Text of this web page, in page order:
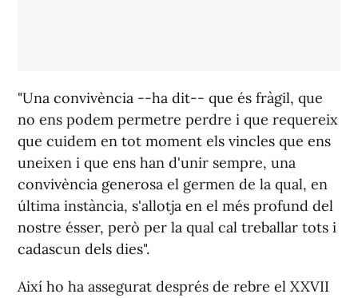
"Una convivència --ha dit-- que és fràgil, que
no ens podem permetre perdre i que requereix
que cuidem en tot moment els vincles que ens
uneixen i que ens han d'unir sempre, una
convivència generosa el germen de la qual, en
última instància, s'allotja en el més profund del
nostre ésser, però per la qual cal treballar tots i
cadascun dels dies".
Així ho ha assegurat després de rebre el XXVII